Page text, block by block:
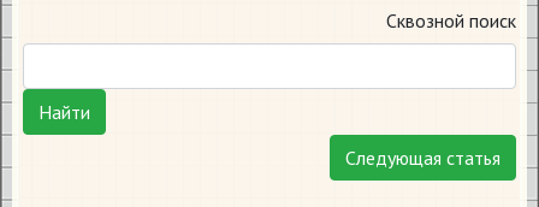
Сквозной поиск
Найти
Следующая статья